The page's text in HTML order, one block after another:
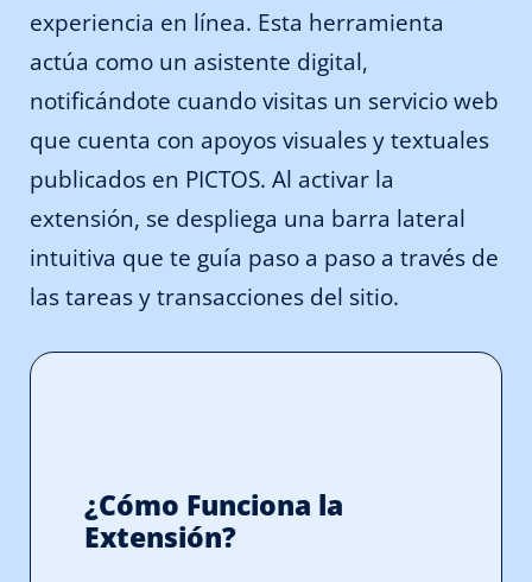
experiencia en línea. Esta herramienta
actúa como un asistente digital,
notificándote cuando visitas un servicio web
que cuenta con apoyos visuales y textuales
publicados en PICTOS. Al activar la
extensión, se despliega una barra lateral
intuitiva que te guía paso a paso a través de
las tareas y transacciones del sitio.
¿Cómo Funciona la
Extensión?